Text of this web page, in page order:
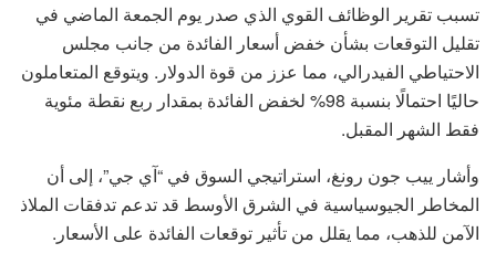
تسبب تقرير الوظائف القوي الذي صدر يوم الجمعة الماضي في
تقليل التوقعات بشأن خفض أسعار الفائدة من جانب مجلس
الاحتياطي الفيدرالي، مما عزز من قوة الدولار. ويتوقع المتعاملون
حاليًا احتمالًا بنسبة 98% لخفض الفائدة بمقدار ربع نقطة مئوية
فقط الشهر المقبل.
وأشار ييب جون رونغ، استراتيجي السوق في “آي جي”، إلى أن
المخاطر الجيوسياسية في الشرق الأوسط قد تدعم تدفقات الملاذ
الآمن للذهب، مما يقلل من تأثير توقعات الفائدة على الأسعار.